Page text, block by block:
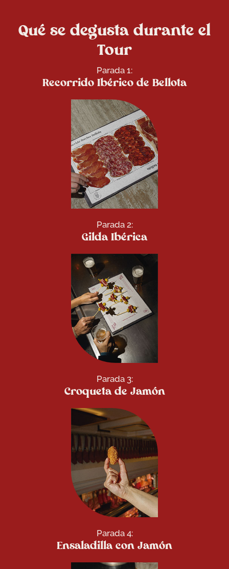
Qué se degusta durante el
Tour
Parada 1:
Recorrido Ibérico de Bellota
Parada 2:
Gilda Ibérica
Parada 3:
Croqueta de Jamón
Parada 4:
Ensaladilla con Jamón